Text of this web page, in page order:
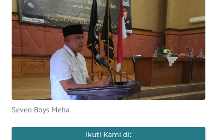
Seven Boys Meha
Ikuti Kami di:
SAINS-TEKNO
KESEHATAN
INTERNASIONAL
SERBA-SERBI